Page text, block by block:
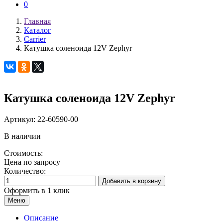
0
Главная
Каталог
Carrier
Катушка соленоида 12V Zephyr
Катушка соленоида 12V Zephyr
Артикул: 22-60590-00
В наличии
Стоимость:
Цена по запросу
Количество:
Добавить в корзину
Оформить в 1 клик
Меню
Описание